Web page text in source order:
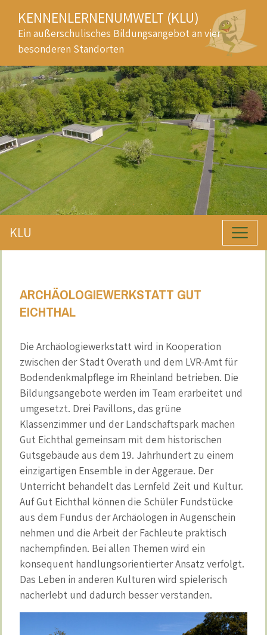
KENNENLERNENUMWELT (KLU)
Ein außerschulisches Bildungsangebot an vier
besonderen Standorten
KLU
ARCHÄOLOGIEWERKSTATT GUT
EICHTHAL
Die Archäologiewerkstatt wird in Kooperation
zwischen der Stadt Overath und dem LVR-Amt für
Bodendenkmalpflege im Rheinland betrieben. Die
Bildungsangebote werden im Team erarbeitet und
umgesetzt. Drei Pavillons, das grüne
Klassenzimmer und der Landschaftspark machen
Gut Eichthal gemeinsam mit dem historischen
Gutsgebäude aus dem 19. Jahrhundert zu einem
einzigartigen Ensemble in der Aggeraue. Der
Unterricht behandelt das Lernfeld Zeit und Kultur.
Auf Gut Eichthal können die Schüler Fundstücke
aus dem Fundus der Archäologen in Augenschein
nehmen und die Arbeit der Fachleute praktisch
nachempfinden. Bei allen Themen wird ein
konsequent handlungsorientierter Ansatz verfolgt.
Das Leben in anderen Kulturen wird spielerisch
nacherlebt und dadurch besser verstanden.